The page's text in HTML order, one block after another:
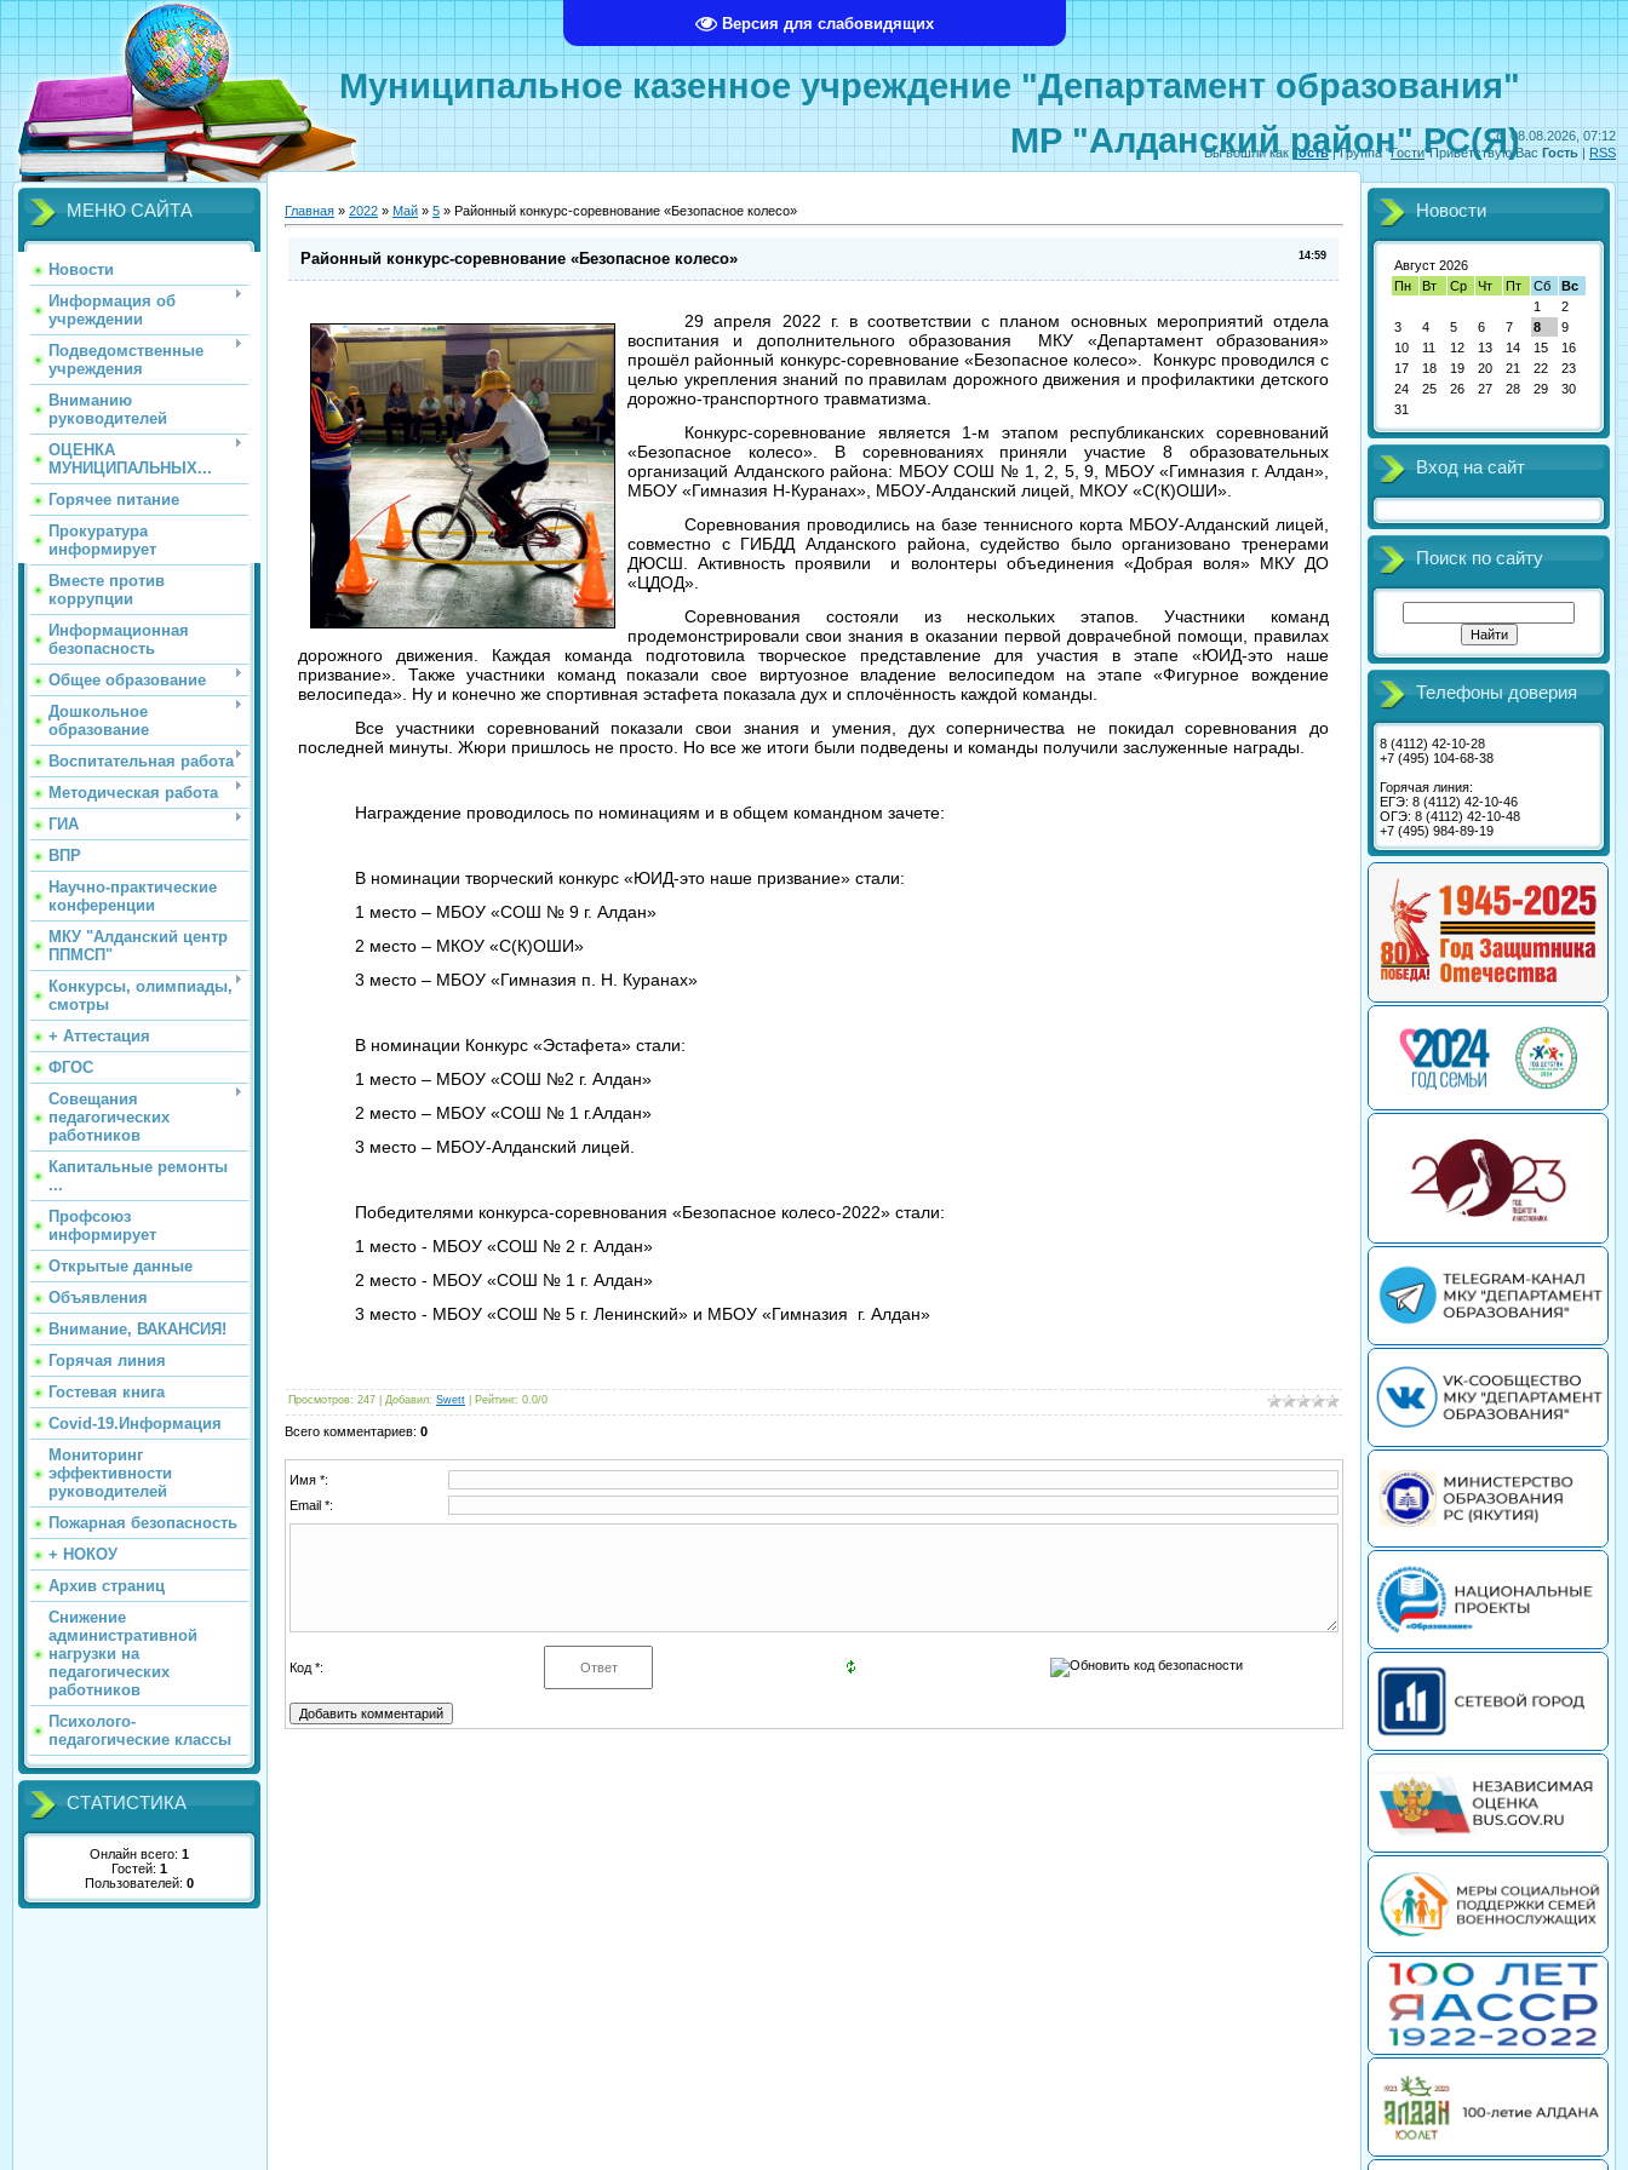
Версия для слабовидящих
Сб, 08.08.2026, 07:12
Вы вошли как Гость|Группа "Гости"Приветствую Вас Гость | RSS
Муниципальное казенное учреждение "Департамент образования"
МР "Алданский район" РС(Я)
МЕНЮ САЙТА
Новости
Информация об
учреждении
Подведомственные
учреждения
Вниманию
руководителей
ОЦЕНКА
МУНИЦИПАЛЬНЫХ...
Горячее питание
Прокуратура
информирует
Вместе против
коррупции
Информационная
безопасность
Общее образование
Дошкольное
образование
Воспитательная работа
Методическая работа
ГИА
ВПР
Научно-практические
конференции
МКУ "Алданский центр
ППМСП"
Конкурсы, олимпиады,
смотры
+ Аттестация
ФГОС
Совещания
педагогических
работников
Капитальные ремонты
...
Профсоюз
информирует
Открытые данные
Объявления
Внимание, ВАКАНСИЯ!
Горячая линия
Гостевая книга
Covid-19.Информация
Мониторинг
эффективности
руководителей
Пожарная безопасность
+ НОКОУ
Архив страниц
Снижение
административной
нагрузки на
педагогических
работников
Психолого-
педагогические классы
СТАТИСТИКА
Онлайн всего: 1
Гостей: 1
Пользователей: 0
Главная » 2022 » Май » 5 » Районный конкурс-соревнование «Безопасное колесо»
14:59
Районный конкурс-соревнование «Безопасное колесо»
29 апреля 2022 г. в соответствии с планом основных мероприятий отдела
воспитания и дополнительного образования МКУ «Департамент образования»
прошёл районный конкурс-соревнование «Безопасное колесо». Конкурс проводился с
целью укрепления знаний по правилам дорожного движения и профилактики детского
дорожно-транспортного травматизма.
Конкурс-соревнование является 1-м этапом республиканских соревнований
«Безопасное колесо». В соревнованиях приняли участие 8 образовательных
организаций Алданского района: МБОУ СОШ № 1, 2, 5, 9, МБОУ «Гимназия г. Алдан»,
МБОУ «Гимназия Н-Куранах», МБОУ-Алданский лицей, МКОУ «С(К)ОШИ».
Соревнования проводились на базе теннисного корта МБОУ-Алданский лицей,
совместно с ГИБДД Алданского района, судейство было организовано тренерами
ДЮСШ. Активность проявили и волонтеры объединения «Добрая воля» МКУ ДО
«ЦДОД».
Соревнования состояли из нескольких этапов. Участники команд
продемонстрировали свои знания в оказании первой доврачебной помощи, правилах
дорожного движения. Каждая команда подготовила творческое представление для участия в этапе «ЮИД-это наше
призвание». Также участники команд показали свое виртуозное владение велосипедом на этапе «Фигурное вождение
велосипеда». Ну и конечно же спортивная эстафета показала дух и сплочённость каждой команды.
Все участники соревнований показали свои знания и умения, дух соперничества не покидал соревнования до
последней минуты. Жюри пришлось не просто. Но все же итоги были подведены и команды получили заслуженные награды.
Награждение проводилось по номинациям и в общем командном зачете:
В номинации творческий конкурс «ЮИД-это наше призвание» стали:
1 место – МБОУ «СОШ № 9 г. Алдан»
2 место – МКОУ «С(К)ОШИ»
3 место – МБОУ «Гимназия п. Н. Куранах»
В номинации Конкурс «Эстафета» стали:
1 место – МБОУ «СОШ №2 г. Алдан»
2 место – МБОУ «СОШ № 1 г.Алдан»
3 место – МБОУ-Алданский лицей.
Победителями конкурса-соревнования «Безопасное колесо-2022» стали:
1 место - МБОУ «СОШ № 2 г. Алдан»
2 место - МБОУ «СОШ № 1 г. Алдан»
3 место - МБОУ «СОШ № 5 г. Ленинский» и МБОУ «Гимназия г. Алдан»
Просмотров: 247 | Добавил: Swett Рейтинг: 0.0/0
Всего комментариев: 0
Имя *:
Email *:
Код *:
Новости
Август 2026
Пн
Вт Ср Чт Пт Сб
Вс
1
2
3
4 5 6 7 8
9
10
11 12 13 14 15
16
17
18 19 20 21 22
23
24
25 26 27 28 29
30
31
Вход на сайт
Поиск по сайту
Телефоны доверия
8 (4112) 42-10-28
+7 (495) 104-68-38
Горячая линия:
ЕГЭ: 8 (4112) 42-10-46
ОГЭ: 8 (4112) 42-10-48
+7 (495) 984-89-19